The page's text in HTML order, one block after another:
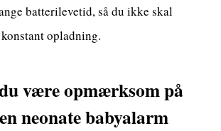
batterilevetid, så du ikke skal
opladning.
være opmærksom på
neonate babyalarm